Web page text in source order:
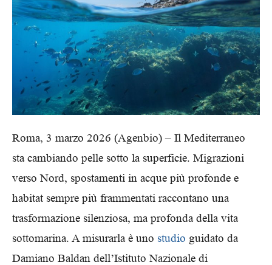
Roma, 3 marzo 2026 (Agenbio) – Il Mediterraneo
sta cambiando pelle sotto la superficie. Migrazioni
verso Nord, spostamenti in acque più profonde e
habitat sempre più frammentati raccontano una
trasformazione silenziosa, ma profonda della vita
sottomarina. A misurarla è uno studio guidato da
Damiano Baldan dell’Istituto Nazionale di